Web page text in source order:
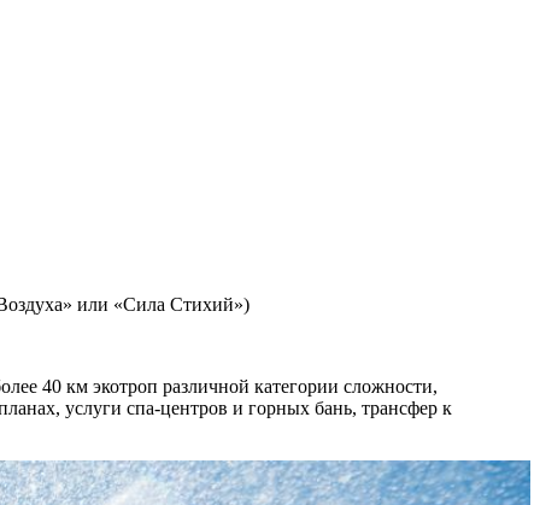
или «Сила Стихий»)
40 км экотроп различной категории сложности,
услуги спа-центров и горных бань, трансфер к